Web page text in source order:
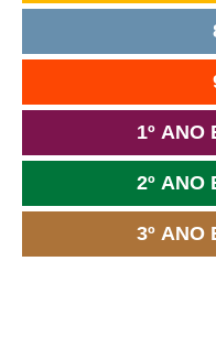
1º ANO
2º ANO
3º ANO